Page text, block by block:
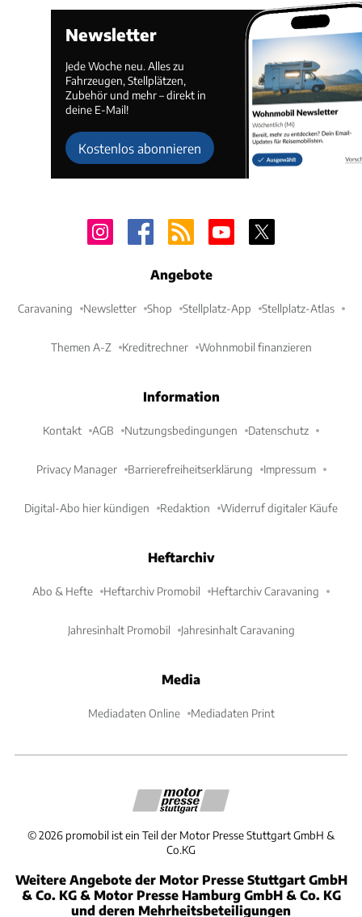
Newsletter
Jede Woche neu. Alles zu
Fahrzeugen, Stellplätzen,
Zubehör und mehr – direkt in
deine E-Mail!
Kostenlos abonnieren
Angebote
Caravaning Newsletter Shop Stellplatz-App Stellplatz-Atlas
Themen A-Z Kreditrechner Wohnmobil finanzieren
Information
Kontakt AGB Nutzungsbedingungen Datenschutz
Privacy Manager Barrierefreiheitserklärung Impressum
Digital-Abo hier kündigen Redaktion Widerruf digitaler Käufe
Heftarchiv
Abo & Hefte Heftarchiv Promobil Heftarchiv Caravaning
Jahresinhalt Promobil Jahresinhalt Caravaning
Media
Mediadaten Online Mediadaten Print
©2026 promobil ist ein Teil der Motor Presse Stuttgart GmbH &
Co.KG
Weitere Angebote der Motor Presse Stuttgart GmbH
& Co. KG & Motor Presse Hamburg GmbH & Co. KG
und deren Mehrheitsbeteiligungen